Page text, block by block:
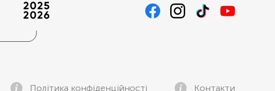
Політика конфіденційності Контакти